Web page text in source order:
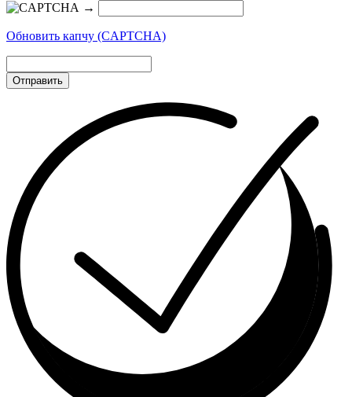
→
Обновить капчу (CAPTCHA)
Отправить